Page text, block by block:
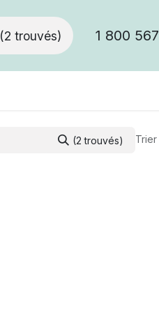
(2 trouvés) 1 800
(2 trouvés) Trier